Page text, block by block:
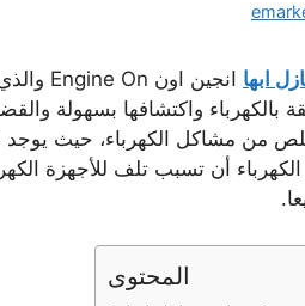
ابها انجين اون Engine On
بالكهرباء واكتشافها بسهولة
من مشاكل الكهرباء، حيث يوجد
أن تسبب تلف للأجهزة
المحتوى